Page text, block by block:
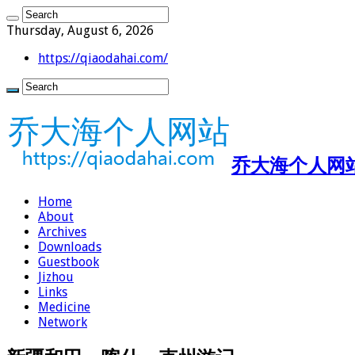
Thursday, August 6, 2026
https://qiaodahai.com/
乔大海个人
Home
About
Archives
Downloads
Guestbook
Jizhou
Links
Medicine
Network